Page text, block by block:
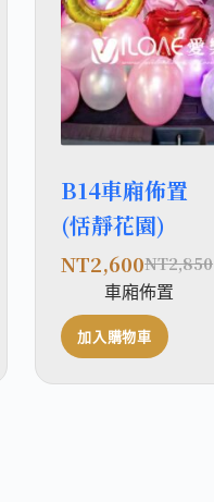
B14車廂佈置
(恬靜花園)
NT2,850
NT2,600
車廂佈置
加入購物車